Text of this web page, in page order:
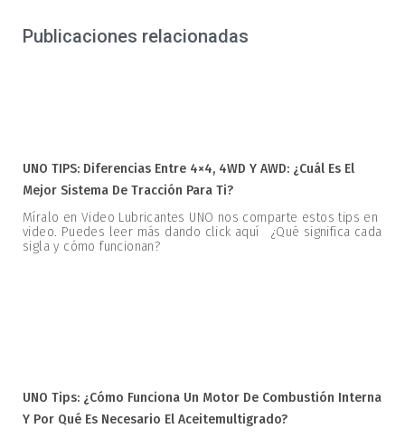
Publicaciones relacionadas
UNO TIPS: Diferencias Entre 4×4, 4WD Y AWD: ¿Cuál Es El
Mejor Sistema De Tracción Para Ti?
Míralo en Video Lubricantes UNO nos comparte estos tips en
video. Puedes leer más dando click aquí ¿Qué significa cada
sigla y cómo funcionan?
UNO Tips: ¿Cómo Funciona Un Motor De Combustión Interna
Y Por Qué Es Necesario El Aceitemultigrado?